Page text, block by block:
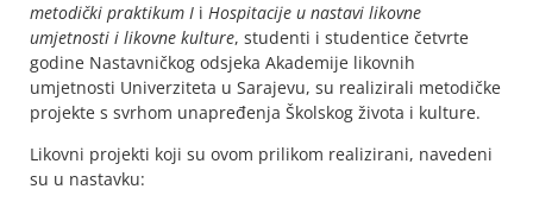
metodički praktikum I i Hospitacije u nastavi likovne
umjetnosti i likovne kulture, studenti i studentice četvrte
godine Nastavničkog odsjeka Akademije likovnih
umjetnosti Univerziteta u Sarajevu, su realizirali metodičke
projekte s svrhom unapređenja Školskog života i kulture.
Likovni projekti koji su ovom prilikom realizirani, navedeni
su u nastavku: